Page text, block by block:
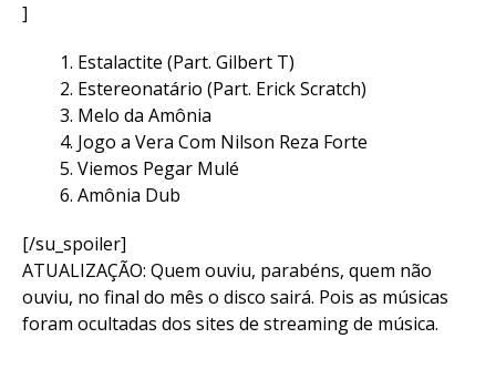
]
Estalactite (Part. Gilbert T)
Estereonatário (Part. Erick Scratch)
Melo da Amônia
Jogo a Vera Com Nilson Reza Forte
Viemos Pegar Mulé
Amônia Dub
[/su_spoiler]
ATUALIZAÇÃO: Quem ouviu, parabéns, quem não
ouviu, no final do mês o disco sairá. Pois as músicas
foram ocultadas dos sites de streaming de música.